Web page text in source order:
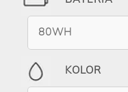
80WH
KOLOR